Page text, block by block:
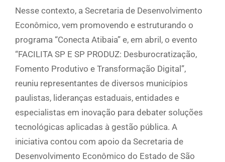
Nesse contexto, a Secretaria de Desenvolvimento
Econômico, vem promovendo e estruturando o
programa “Conecta Atibaia” e, em abril, o evento
“FACILITA SP E SP PRODUZ: Desburocratização,
Fomento Produtivo e Transformação Digital”,
reuniu representantes de diversos municípios
paulistas, lideranças estaduais, entidades e
especialistas em inovação para debater soluções
tecnológicas aplicadas à gestão pública. A
iniciativa contou com apoio da Secretaria de
Desenvolvimento Econômico do Estado de São